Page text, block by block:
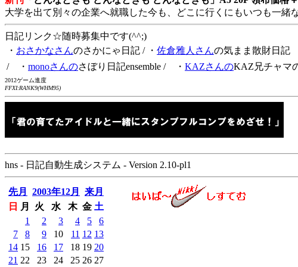
大学を出て別々の企業へ就職した今も、どこに行くにもいつも一
日記リンク☆随時募集中です(^^;)
・ おさかなさんのさかにゃ日記 / ・ 佐倉雅人さんの気まま散財日記
/ ・ monoさんのさぼり日記ensemble / ・ KAZさんのKAZ兄チャマ
2012ゲーム進度
FFXI:RANK9(WHM95)
hns - 日記自動生成システム - Version 2.10-pl1
先月 2003年12月
来月
日
月 火 水 木 金 土
1
2 3 4 5
6
7
8 9 10 11 12 13
14 15 16 17 18 19 20
21 22 23 24 25 26 27